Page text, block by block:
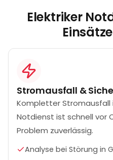
Elektriker
Stromausfall &
Kompletter Stromausfall
Notdienst ist schnell vor
Problem zuverlässig.
Analyse bei Störung in